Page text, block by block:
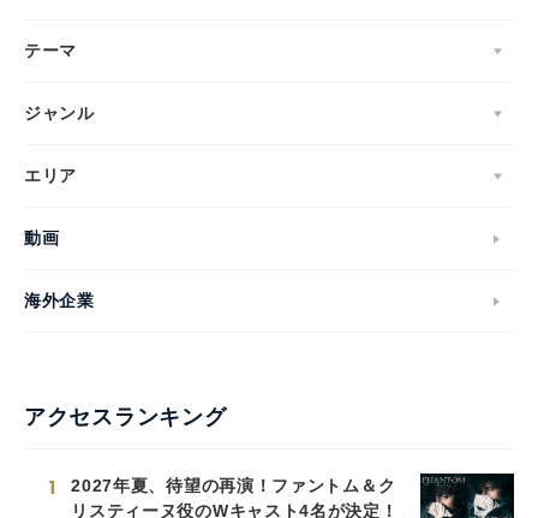
テーマ
ジャンル
エリア
動画
海外企業
アクセスランキング
1
2027年夏、待望の再演！ファントム＆ク
リスティーヌ役のWキャスト4名が決定！